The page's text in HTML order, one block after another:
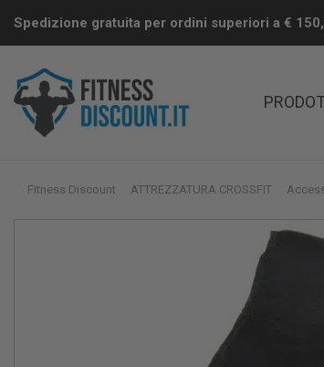
Spedizione gratuita per ordini superiori a €
Fitness Discount ATTREZZATURA CROSSFIT